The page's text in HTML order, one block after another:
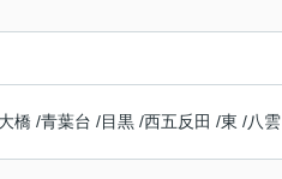
大橋 /青葉台 /目黒 /西五反田 /東 /八雲